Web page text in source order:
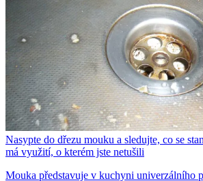
Nasypte do dřezu mouku a sledujte, co se
má využití, o kterém jste netušili
Mouka představuje v kuchyni univerzálního